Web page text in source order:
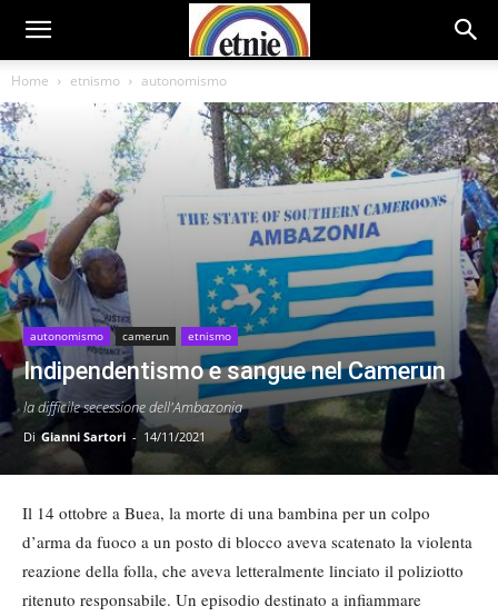
Home etnismo autonomismo
autonomismo camerun etnismo
Indipendentismo e sangue nel Camerun
la difficile secessione dell'Ambazonia
Di Gianni Sartori - 14/11/2021
Il 14 ottobre a Buea, la morte di una bambina per un colpo
d’arma da fuoco a un posto di blocco aveva scatenato la violenta
reazione della folla, che aveva letteralmente linciato il poliziotto
ritenuto responsabile. Un episodio destinato a infiammare